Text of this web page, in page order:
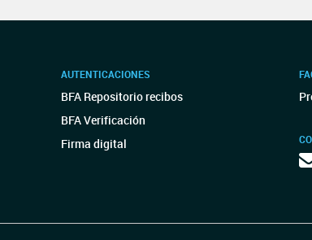
AUTENTICACIONES
BFA Repositorio recibos
BFA Verificación
Firma digital